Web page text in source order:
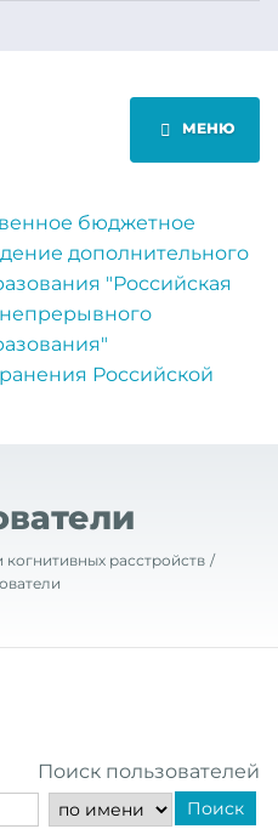
МЕНЮ
бюджетное
дополнительного
"Российская
Российской
расстройств
Поиск пользователей
Поиск